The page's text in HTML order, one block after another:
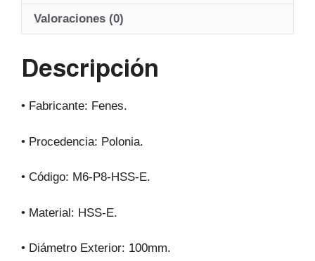
A
p
b
o
a
Valoraciones (0)
Descripción
• Fabricante: Fenes.
• Procedencia: Polonia.
• Código: M6-P8-HSS-E.
• Material: HSS-E.
• Diámetro Exterior: 100mm.